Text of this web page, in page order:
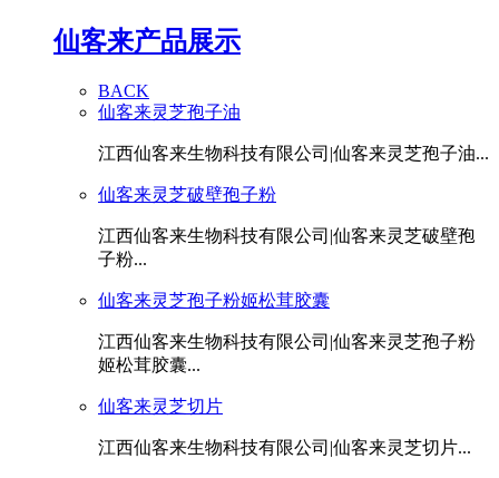
仙客来产品展示
BACK
仙客来灵芝孢子油
江西仙客来生物科技有限公司|仙客来灵芝孢子油...
仙客来灵芝破壁孢子粉
江西仙客来生物科技有限公司|仙客来灵芝破壁孢
子粉...
仙客来灵芝孢子粉姬松茸胶囊
江西仙客来生物科技有限公司|仙客来灵芝孢子粉
姬松茸胶囊...
仙客来灵芝切片
江西仙客来生物科技有限公司|仙客来灵芝切片...